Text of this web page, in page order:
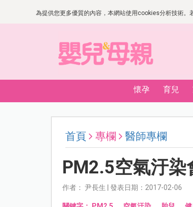
為提供您更多優質的內容，本網站使用cookies分析技術
懷孕 育兒
首頁 專欄 醫師專欄
PM2.5空氣汙
作者： 尹長生 | 發表日期：2017-02-06